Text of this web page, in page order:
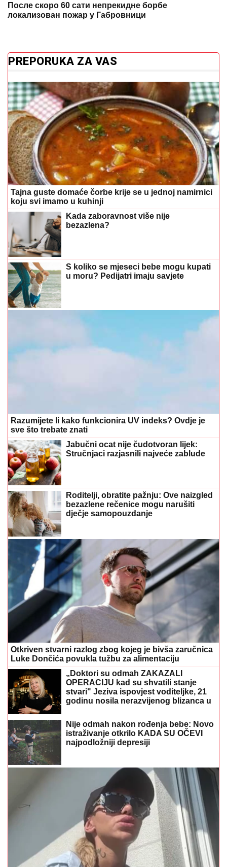
После скоро 60 сати непрекидне борбе
локализован пожар у Габровници
PREPORUKA ZA VAS
Tajna guste domaće čorbe krije se u jednoj namirnici
koju svi imamo u kuhinji
Kada zaboravnost više nije
bezazlena?
S koliko se mjeseci bebe mogu kupati
u moru? Pedijatri imaju savjete
Razumijete li kako funkcionira UV indeks? Ovdje je
sve što trebate znati
Jabučni ocat nije čudotvoran lijek:
Stručnjaci razjasnili najveće zablude
Roditelji, obratite pažnju: Ove naizgled
bezazlene rečenice mogu narušiti
dječje samopouzdanje
Otkriven stvarni razlog zbog kojeg je bivša zaručnica
Luke Dončića povukla tužbu za alimentaciju
„Doktori su odmah ZAKAZALI
OPERACIJU kad su shvatili stanje
stvari" Jeziva ispovjest voditeljke, 21
godinu nosila nerazvijenog blizanca u
Nije odmah nakon rođenja bebe: Novo
istraživanje otkrilo KADA SU OČEVI
najpodložniji depresiji